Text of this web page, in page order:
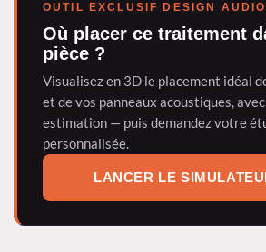
OUTIL EXCLUSIF DESIGN AUDIO
Où placer ce traitement
pièce ?
Visualisez en 3D le placement idéal
et de vos panneaux acoustiques,
estimation — puis demandez votre
personnalisée.
LANCER LE